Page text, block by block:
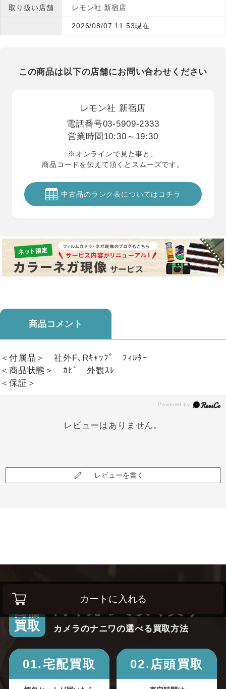
カートに入れる
取り扱い店舗 レモン社 新宿店
2026/08/07 11:53現在
この商品は以下の店舗にお問い合わせください
レモン社 新宿店
電話番号03-5909-2333
営業時間 10:30～19:30
※オンラインで見た事と、
商品コードを伝えて頂くとスムーズです。
中古品のランク表についてはコチラ
商品コメント
＜付属品＞ 社外F､Rｷｬｯﾌﾟ ﾌｨﾙﾀｰ
＜商品状態＞ ｶﾋﾞ 外観ｽﾚ
＜保証＞
レビューはありません。
レビューを書く
高価
買取
高く売って安く買う！
カメラのナニワの選べる買取方法
01.宅配買取 02.店頭買取